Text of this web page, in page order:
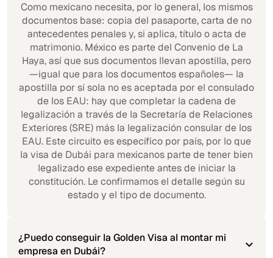
Como mexicano necesita, por lo general, los mismos
documentos base: copia del pasaporte, carta de no
antecedentes penales y, si aplica, título o acta de
matrimonio. México es parte del Convenio de La
Haya, así que sus documentos llevan apostilla, pero
—igual que para los documentos españoles— la
apostilla por sí sola no es aceptada por el consulado
de los EAU: hay que completar la cadena de
legalización a través de la Secretaría de Relaciones
Exteriores (SRE) más la legalización consular de los
EAU. Este circuito es específico por país, por lo que
la visa de Dubái para mexicanos parte de tener bien
legalizado ese expediente antes de iniciar la
constitución. Le confirmamos el detalle según su
estado y el tipo de documento.
¿Puedo conseguir la Golden Visa al montar mi
empresa en Dubái?